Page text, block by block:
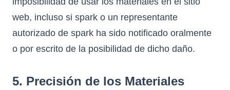
web, incluso si spark o un representante
autorizado de spark ha sido notificado oralmente
o por escrito de la posibilidad de dicho daño.
5. Precisión de los Materiales